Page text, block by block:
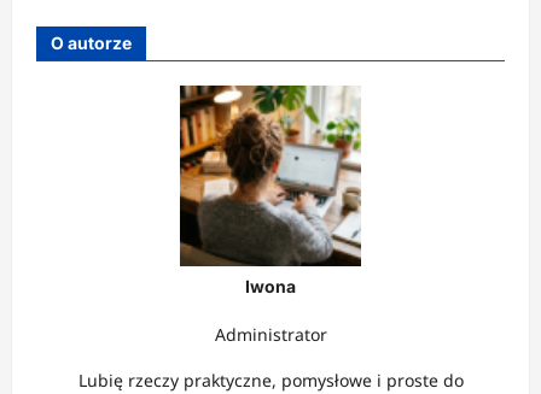
O autorze
Iwona
Administrator
Lubię rzeczy praktyczne, pomysłowe i proste do